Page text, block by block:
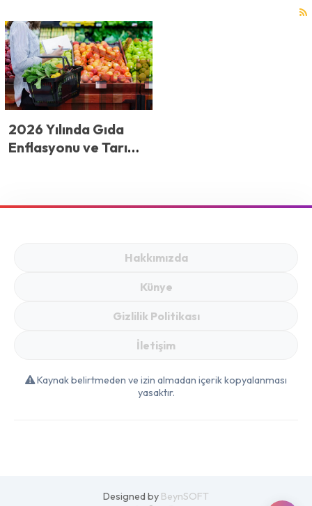
2026 Yılında Gıda
Enflasyonu ve Tarım
Sofraya Fiyatları
Hakkımızda
Künye
Gizlilik Politikası
İletişim
Kaynak belirtmeden ve izin almadan içerik kopyalanması
yasaktır.
Designed by BeynSOFT